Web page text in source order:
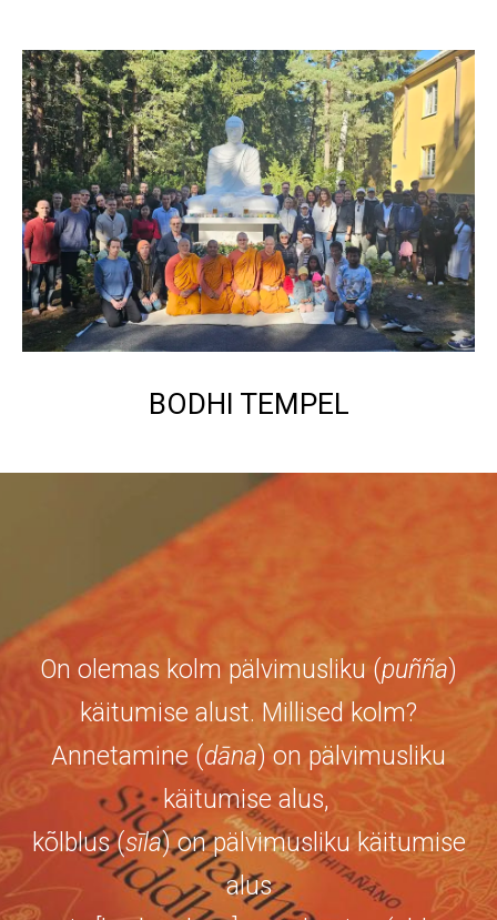
BODHI TEMPEL
On olemas kolm pälvimusliku (puñña)
käitumise alust. Millised kolm?
Annetamine (dāna) on pälvimusliku
käitumise alus,
kõlblus (sīla) on pälvimusliku käitumise
alus